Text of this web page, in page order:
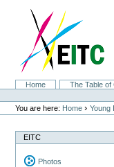
navigation
SectionsHome The Table of
Personal
tools
You are here: Home ›Young
EITC
Photos